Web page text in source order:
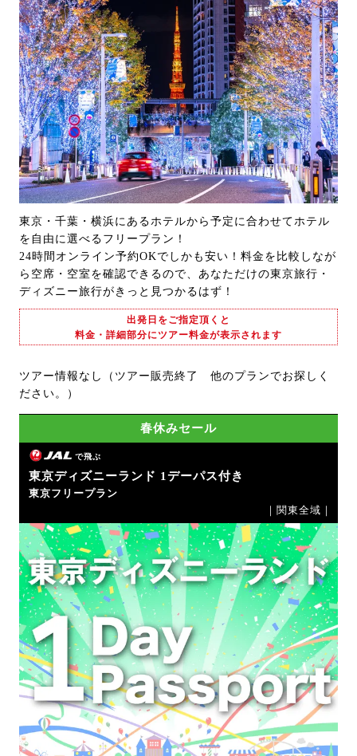
東京・千葉・横浜にあるホテルから予定に合わせてホテル
を自由に選べるフリープラン！
24時間オンライン予約OKでしかも安い！料金を比較しなが
ら空席・空室を確認できるので、あなただけの東京旅行・
ディズニー旅行がきっと見つかるはず！
出発日をご指定頂くと
料金・詳細部分にツアー料金が表示されます
ツアー情報なし（ツアー販売終了 他のプランでお探しく
ださい。）
春休みセール
で飛ぶ
東京ディズニーランド 1デーパス付き
東京フリープラン
｜関東全域｜